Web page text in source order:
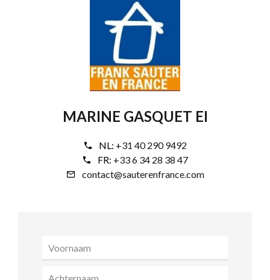
MARINE GASQUET EI
NL: +31 40 290 9492
FR: +33 6 34 28 38 47
contact@sauterenfrance.com